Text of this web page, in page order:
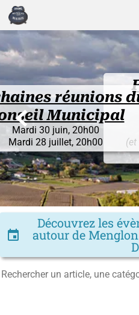
du
20h00
20h00
La Mairie
du
(et les
En

insert_invitation
Découvrez les
autour de